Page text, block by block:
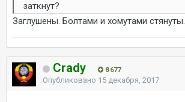
заткнут?
Заглушены. Болтами и хомутами стянуты.
Crady 8 677
Опубликовано 15 декабря, 2017